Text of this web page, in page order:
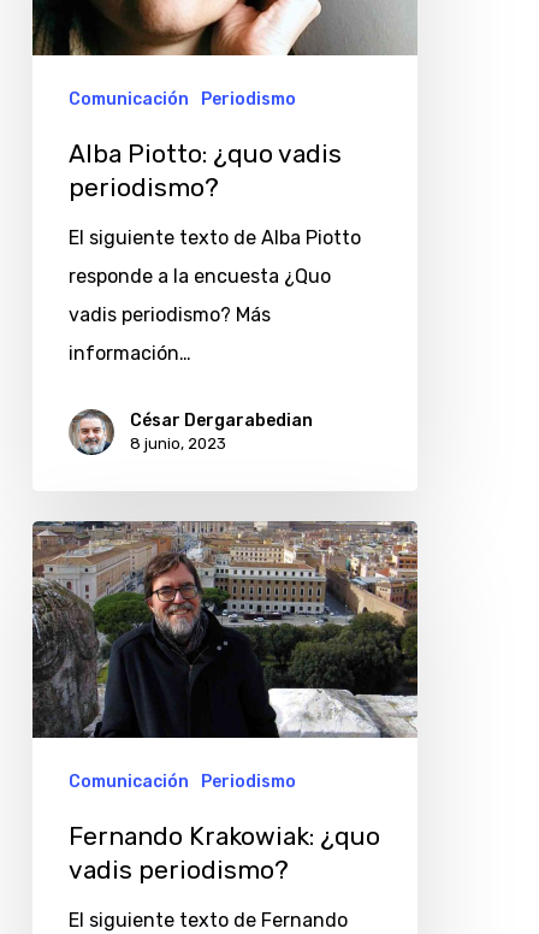
periodismo?
Comunicación Periodismo
Alba Piotto: ¿quo vadis
periodismo?
El siguiente texto de Alba Piotto
responde a la encuesta ¿Quo
vadis periodismo? Más
información…
César Dergarabedian
8 junio, 2023
Fernando
Krakowiak:
¿quo
vadis
periodismo?
Comunicación Periodismo
Fernando Krakowiak: ¿quo
vadis periodismo?
El siguiente texto de Fernando